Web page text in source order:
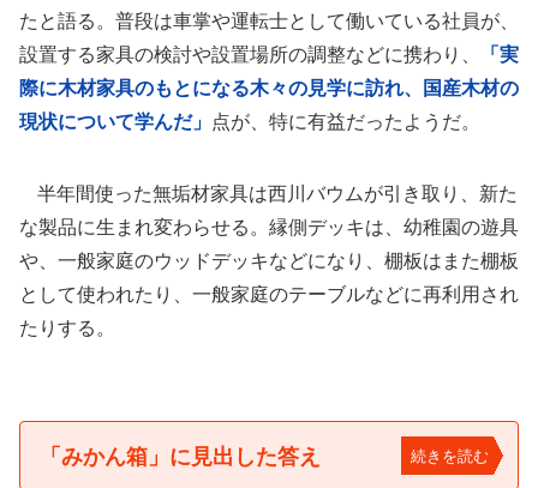
たと語る。普段は車掌や運転士として働いている社員が、
設置する家具の検討や設置場所の調整などに携わり、
「実
際に木材家具のもとになる木々の見学に訪れ、国産木材の
現状について学んだ」 点が、特に有益だったようだ。
半年間使った無垢材家具は西川バウムが引き取り、新た
な製品に生まれ変わらせる。縁側デッキは、幼稚園の遊具
や、一般家庭のウッドデッキなどになり、棚板はまた棚板
として使われたり、一般家庭のテーブルなどに再利用され
たりする。
「みかん箱」に見出した答え 続きを読む